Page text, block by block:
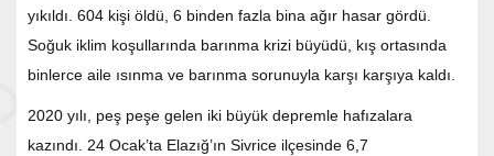
yıkıldı. 604 kişi öldü, 6 binden fazla bina ağır hasar gördü.
Soğuk iklim koşullarında barınma krizi büyüdü, kış ortasında
binlerce aile ısınma ve barınma sorunuyla karşı karşıya kaldı.
2020 yılı, peş peşe gelen iki büyük depremle hafızalara
kazındı. 24 Ocak’ta Elazığ’ın Sivrice ilçesinde 6,7